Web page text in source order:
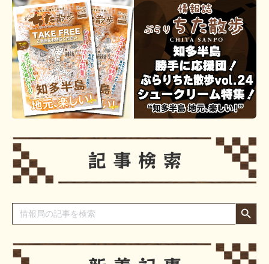
Search
for:
Search Button